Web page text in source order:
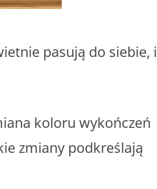
pasują do siebie, i
koloru wykończeń
zmiany podkreślają